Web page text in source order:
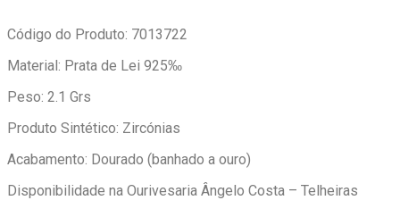
Código do Produto: 7013722
Material: Prata de Lei 925‰
Peso: 2.1 Grs
Produto Sintético: Zircónias
Acabamento: Dourado (banhado a ouro)
Disponibilidade na Ourivesaria Ângelo Costa – Telheiras